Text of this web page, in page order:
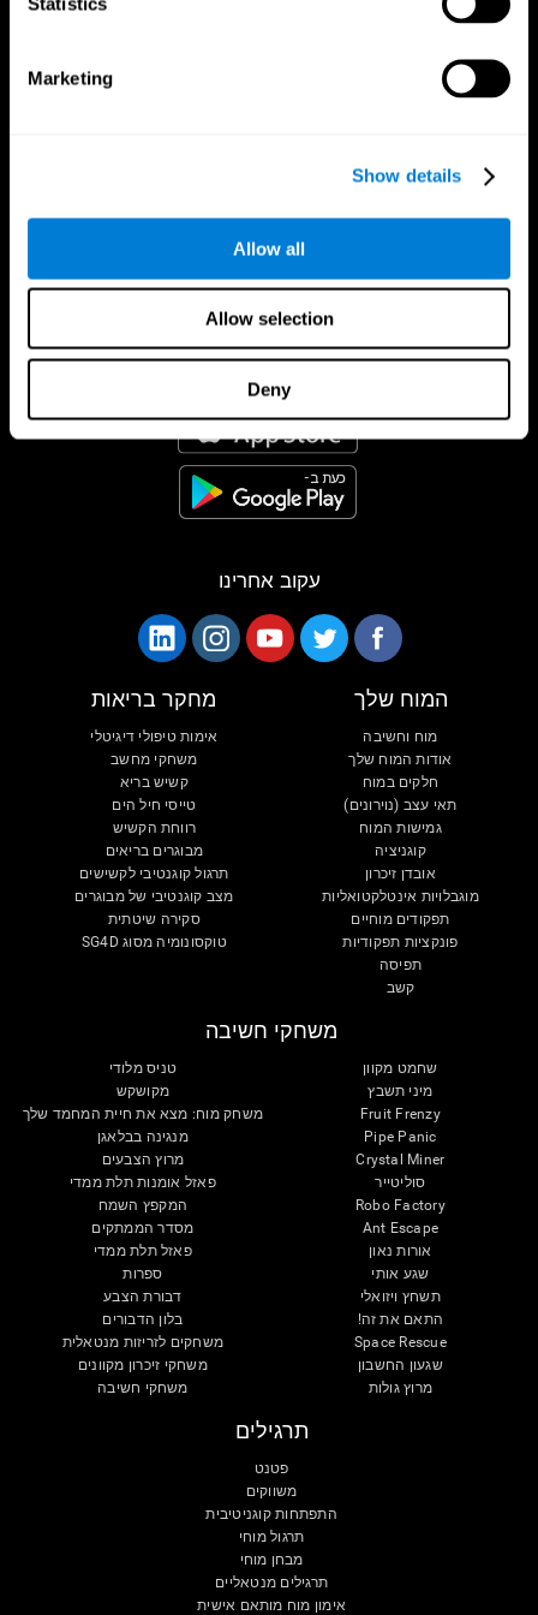
Marketing
Show details
Allow all
Allow selection
Deny
עקוב אחרינו
המוח שלך
מוח וחשיבה
אודות המוח שלך
חלקים במוח
תאי עצב (נוירונים)
גמישות המוח
קוגניציה
אובדן זיכרון
מוגבלויות אינטלקטואליות
תפקודים מוחיים
פונקציות תפקודיות
תפיסה
קשב
מחקר בריאות
אימות טיפולי דיגיטלי
משחקי מחשב
קשיש בריא
טייסי חיל הים
רווחת הקשיש
מבוגרים בריאים
תרגול קוגנטיבי לקשישים
מצב קוגנטיבי של מבוגרים
סקירה שיטתית
טוקסונומיה מסוג SG4D
משחקי חשיבה
שחמט מקוון
מיני תשבץ
Fruit Frenzy
Pipe Panic
Crystal Miner
סוליטייר
Robo Factory
Ant Escape
אורות נאון
שגע אותי
תשחץ ויזואלי
התאם את זה!
Space Rescue
שגעון החשבון
מרוץ גולות
טניס מלודי
מקושקש
משחק מוח: מצא את חיית המחמד שלך
מנגינה בבלאגן
מרוץ הצבעים
פאזל אומנות תלת ממדי
המקפץ השמח
מסדר הממתקים
פאזל תלת ממדי
ספרות
דבורת הצבע
בלון הדבורים
משחקים לזריזות מנטאלית
משחקי זיכרון מקוונים
משחקי חשיבה
תרגילים
פטנט
משווקים
התפתחות קוגניטיבית
תרגול מוחי
מבחן מוחי
תרגילים מנטאליים
אימון מוח מותאם אישית